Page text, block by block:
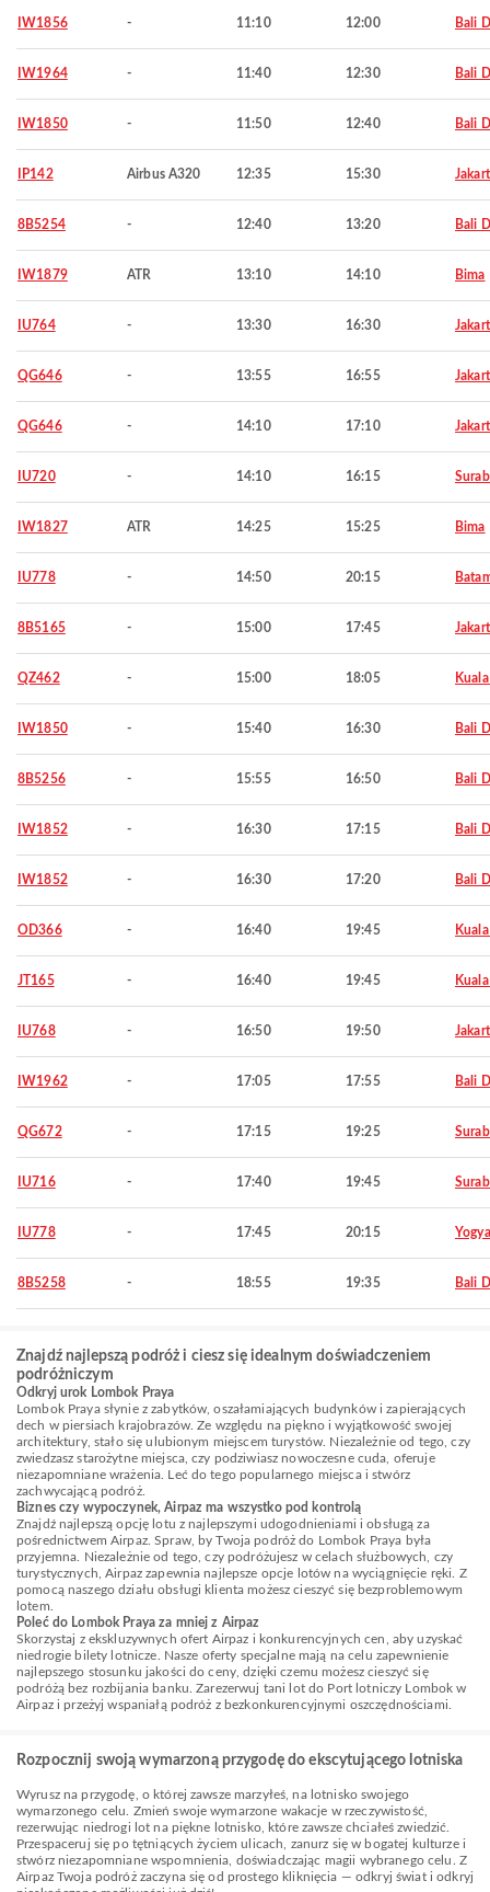
IW1856 - 11:10 12:00 Bali
IW1964 - 11:40 12:30 Bali
IW1850 - 11:50 12:40 Bali
IP142 Airbus A320 12:35 15:30
8B5254 - 12:40 13:20 Bali
IW1879 ATR 13:10 14:10 Bima
IU764 - 13:30 16:30
QG646 - 13:55 16:55
QG646 - 14:10 17:10
IU720 - 14:10 16:15
IW1827 ATR 14:25 15:25 Bima
IU778 - 14:50 20:15
8B5165 - 15:00 17:45
QZ462 - 15:00 18:05
IW1850 - 15:40 16:30 Bali
8B5256 - 15:55 16:50 Bali
IW1852 - 16:30 17:15 Bali
IW1852 - 16:30 17:20 Bali
OD366 - 16:40 19:45
JT165 - 16:40 19:45
IU768 - 16:50 19:50
IW1962 - 17:05 17:55 Bali
QG672 - 17:15 19:25
IU716 - 17:40 19:45
IU778 - 17:45 20:15
8B5258 - 18:55 19:35 Bali
Znajdź najlepszą podróż i ciesz się idealnym doświadczeniem
podróżniczym
Odkryj urok Lombok Praya
Lombok Praya słynie z zabytków, oszałamiających budynków i zapierających
dech w piersiach krajobrazów. Ze względu na piękno i wyjątkowość swojej
architektury, stało się ulubionym miejscem turystów. Niezależnie od tego, czy
zwiedzasz starożytne miejsca, czy podziwiasz nowoczesne cuda, oferuje
niezapomniane wrażenia. Leć do tego popularnego miejsca i stwórz
zachwycającą podróż.
Biznes czy wypoczynek, Airpaz ma wszystko pod kontrolą
Znajdź najlepszą opcję lotu z najlepszymi udogodnieniami i obsługą za
pośrednictwem Airpaz. Spraw, by Twoja podróż do Lombok Praya była
przyjemna. Niezależnie od tego, czy podróżujesz w celach służbowych, czy
turystycznych, Airpaz zapewnia najlepsze opcje lotów na wyciągnięcie ręki. Z
pomocą naszego działu obsługi klienta możesz cieszyć się bezproblemowym
lotem.
Poleć do Lombok Praya za mniej z Airpaz
Skorzystaj z ekskluzywnych ofert Airpaz i konkurencyjnych cen, aby uzyskać
niedrogie bilety lotnicze. Nasze oferty specjalne mają na celu zapewnienie
najlepszego stosunku jakości do ceny, dzięki czemu możesz cieszyć się
podróżą bez rozbijania banku. Zarezerwuj tani lot do Port lotniczy Lombok w
Airpaz i przeżyj wspaniałą podróż z bezkonkurencyjnymi oszczędnościami.
Rozpocznij swoją wymarzoną przygodę do ekscytującego lotniska
Wyrusz na przygodę, o której zawsze marzyłeś, na lotnisko swojego
wymarzonego celu. Zmień swoje wymarzone wakacje w rzeczywistość,
rezerwując niedrogi lot na piękne lotnisko, które zawsze chciałeś zwiedzić.
Przespaceruj się po tętniących życiem ulicach, zanurz się w bogatej kulturze i
stwórz niezapomniane wspomnienia, doświadczając magii wybranego celu. Z
Airpaz Twoja podróż zaczyna się od prostego kliknięcia — odkryj świat i odkryj